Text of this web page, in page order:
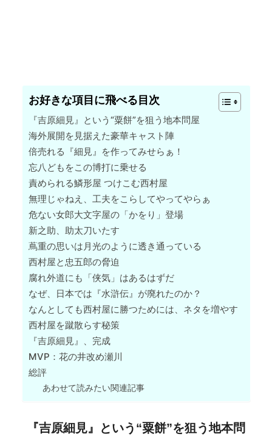
お好きな項目に飛べる目次
『吉原細見』という“粟餅”を狙う地本問屋
海外展開を見据えた豪華キャスト陣
倍売れる『細見』を作ってみせらぁ！
忘八どもをこの博打に乗せる
責められる鱗形屋 つけこむ西村屋
無理じゃねえ、工夫をこらしてやってやらぁ
危ない女郎大文字屋の「かをり」登場
新之助、助太刀いたす
蔦重の思いは月光のように透き通っている
西村屋と忠五郎の脅迫
腐れ外道にも「侠気」はあるはずだ
なぜ、日本では『水滸伝』が廃れたのか？
なんとしても西村屋に勝つためには、ネタを増やす
西村屋を蹴散らす秘策
『吉原細見』、完成
MVP：花の井改め瀬川
総評
あわせて読みたい関連記事
『吉原細見』という“粟餅”を狙う地本問